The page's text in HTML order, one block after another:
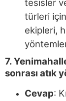
tesisler
türleri
ekipleri,
7.
sonrası atık
Cevap: